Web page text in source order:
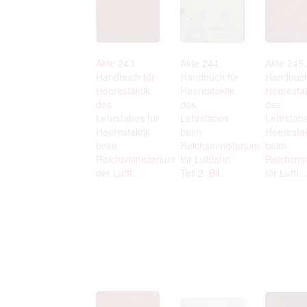
Akte 243.
Handbuch für
Heerestaktik
des
Lehrstabes für
Heerestaktik
beim
Reichsministerium
der Luftf...
Akte 244.
Handbuch für
Heerestaktik
des
Lehrstabes
beim
Reichsministerium
für Luftfahrt.
Teil 2. Bil...
Akte 245.
des
beim
für Luftf...